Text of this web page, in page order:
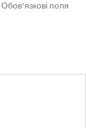
Обов’язкові поля